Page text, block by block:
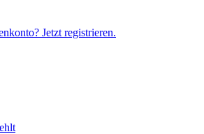
Jetzt registrieren.